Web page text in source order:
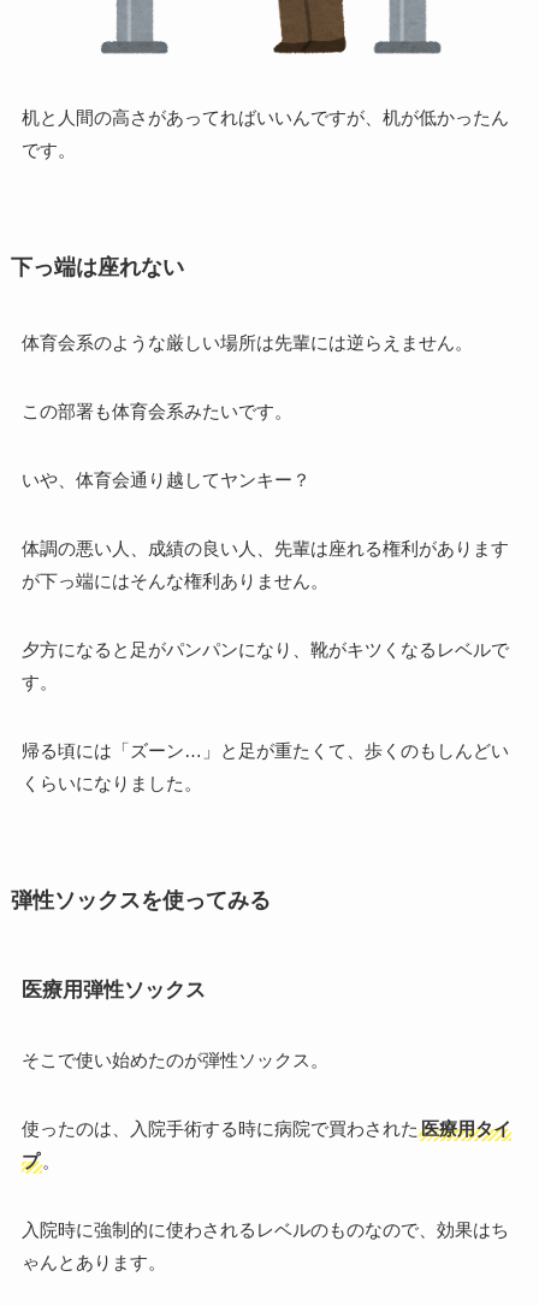
机と人間の高さがあってればいいんですが、机が低かったん
です。
下っ端は座れない
体育会系のような厳しい場所は先輩には逆らえません。
この部署も体育会系みたいです。
いや、体育会通り越してヤンキー？
体調の悪い人、成績の良い人、先輩は座れる権利があります
が下っ端にはそんな権利ありません。
夕方になると足がパンパンになり、靴がキツくなるレベルで
す。
帰る頃には「ズーン…」と足が重たくて、歩くのもしんどい
くらいになりました。
弾性ソックスを使ってみる
医療用弾性ソックス
そこで使い始めたのが弾性ソックス。
使ったのは、入院手術する時に病院で買わされた 医療用タイ
プ。
入院時に強制的に使わされるレベルのものなので、効果はち
ゃんとあります。